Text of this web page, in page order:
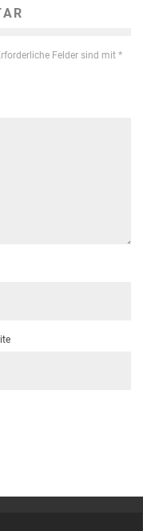
Felder sind mit *